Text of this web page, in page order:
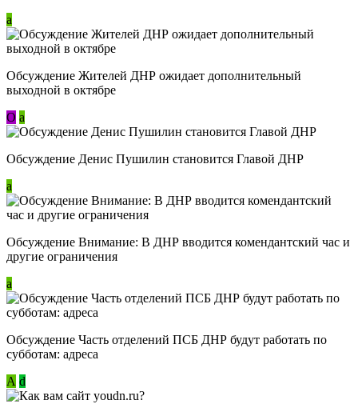
a
Обсуждение Жителей ДНР ожидает дополнительный
выходной в октябре
О a
Обсуждение Денис Пушилин становится Главой ДНР
a
Обсуждение Внимание: В ДНР вводится комендантский час и
другие ограничения
a
Обсуждение Часть отделений ПСБ ДНР будут работать по
субботам: адреса
А d